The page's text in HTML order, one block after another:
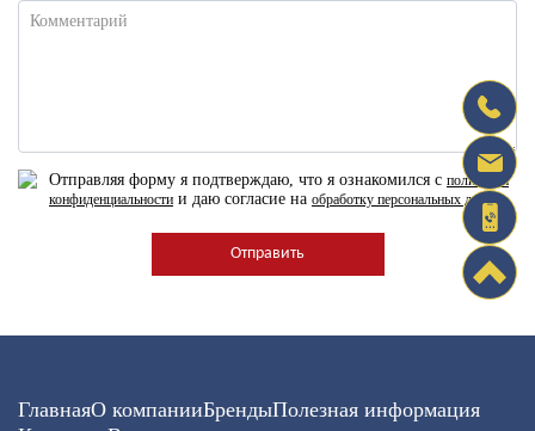
Комментарий
Отправляя форму я подтверждаю, что я ознакомился с политикой
конфиденциальности и даю согласие на обработку персональных данных
ГлавнаяО компанииБрендыПолезная информация